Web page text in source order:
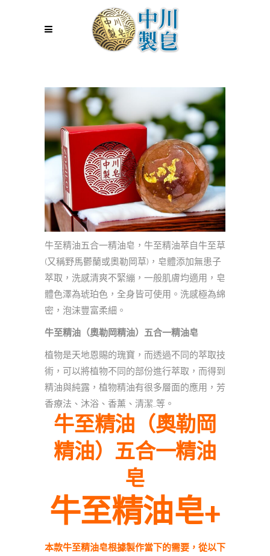
牛至精油五合一精油皂，牛至精油萃自牛至草
(又稱野馬鬱蘭或奧勒岡草)，皂體添加無患子
萃取，洗感清爽不緊繃，一般肌膚均適用，皂
體色澤為琥珀色，全身皆可使用。洗感極為綿
密，泡沫豐富柔細。
牛至精油（奧勒岡精油）五合一精油皂
植物是天地恩賜的瑰寶，而透過不同的萃取技
術，可以將植物不同的部份進行萃取，而得到
精油與純露，植物精油有很多層面的應用，芳
香療法、沐浴、香薰、清潔…等。
牛至精油（奧勒岡
精油）五合一精油
皂
牛至精油皂+
本款牛至精油皂根據製作當下的需要，從以下